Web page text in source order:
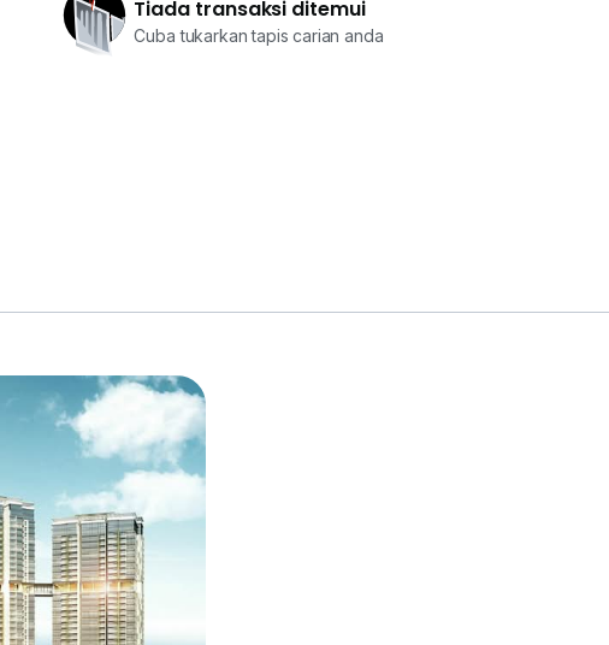
Tiada transaksi ditemui
Cuba tukarkan tapis carian anda